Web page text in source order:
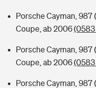
Kinderunfall-Check: Mehr
Typklassen: So ist Ihr
Sie haben Fragen?
Porsche Cayman, 987
Coupe, ab 2006(0583
Porsche Cayman, 987
Coupe, ab 2006(0583
Porsche Cayman, 987